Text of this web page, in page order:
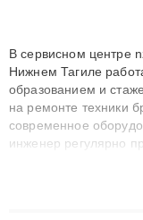
В сервисном центре
Нижнем Тагиле
образованием и
на ремонте техники
современное
инженер регулярно
восстанавливать